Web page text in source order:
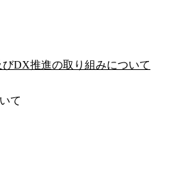
DX推進の取り組みについて
て